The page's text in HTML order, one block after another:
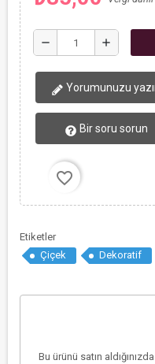
remove add
Yorumunuzu
Bir soru sorun
favorite_border
Etiketler
Çiçek
Dekoratif
Bu ürünü satın aldığınızda